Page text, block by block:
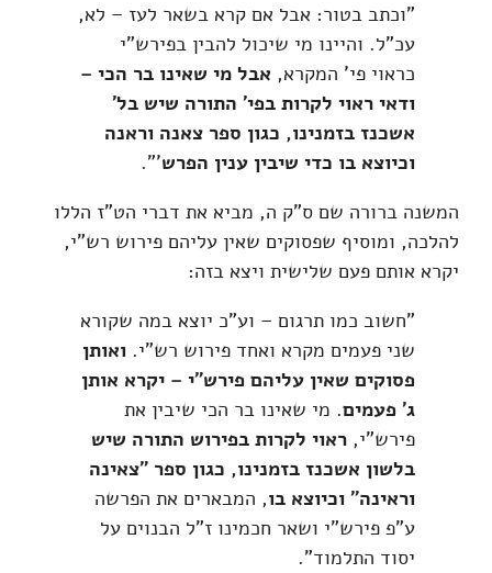
"וכתב בטור: אבל אם קרא בשאר לעז – לא,
עכ"ל. והיינו מי שיכול להבין בפירש"י
כראוי פי' המקרא, אבל מי שאינו בר הכי –
ודאי ראוי לקרות בפי' התורה שיש בל'
אשכנז בזמנינו, כגון ספר צאנה וראנה
וכיוצא בו כדי שיבין ענין הפרש'".
המשנה ברורה שם ס"ק ה, מביא את דברי הט"ז הללו
להלכה, ומוסיף שפסוקים שאין עליהם פירוש רש"י,
יקרא אותם פעם שלישית ויצא בזה:
"חשוב כמו תרגום – וע"כ יוצא במה שקורא
שני פעמים מקרא ואחד פירוש רש"י. ואותן
פסוקים שאין עליהם פירש"י – יקרא אותן
ג' פעמים. מי שאינו בר הכי שיבין את
פירש"י, ראוי לקרות בפירוש התורה שיש
בלשון אשכנז בזמנינו, כגון ספר "צאינה
וראינה" וכיוצא בו, המבארים את הפרשה
ע"פ פירש"י ושאר חכמינו ז"ל הבנוים על
יסוד התלמוד".